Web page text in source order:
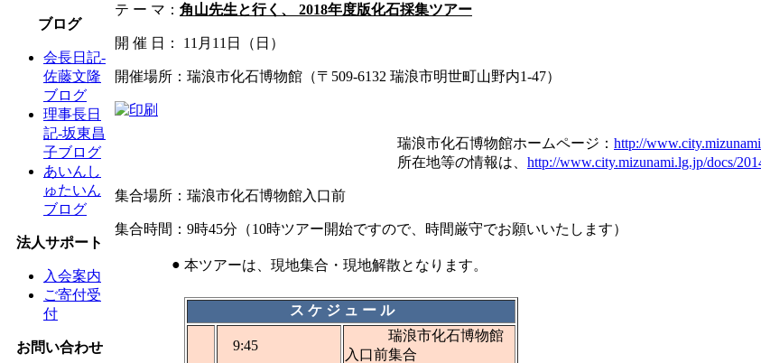
ブログ
会長日記-
佐藤文隆
ブログ
理事長日
記-坂東昌
子ブログ
あいんし
ゅたいん
ブログ
法人サポート
入会案内
ご寄付受
付
お問い合わせ
テ ー マ： 角山先生と行く、 2018年度版化石採集ツアー
開 催 日： 11月11日（日）
開催場所：瑞浪市化石博物館（〒509-6132 瑞浪市明世町山野内1-47）
瑞浪市化石博物館ホームページ： http://
所在地等の情報は、 http://www.city.mizunami.lg.jp/docs/
集合場所：瑞浪市化石博物館入口前
集合時間：9時45分（10時ツアー開始ですので、時間厳守でお願いいたします）
● 本ツアーは、現地集合・現地解散となります。
ス ケ ジ ュ ー ル
9:45
瑞浪市化石博物館
入口前集合